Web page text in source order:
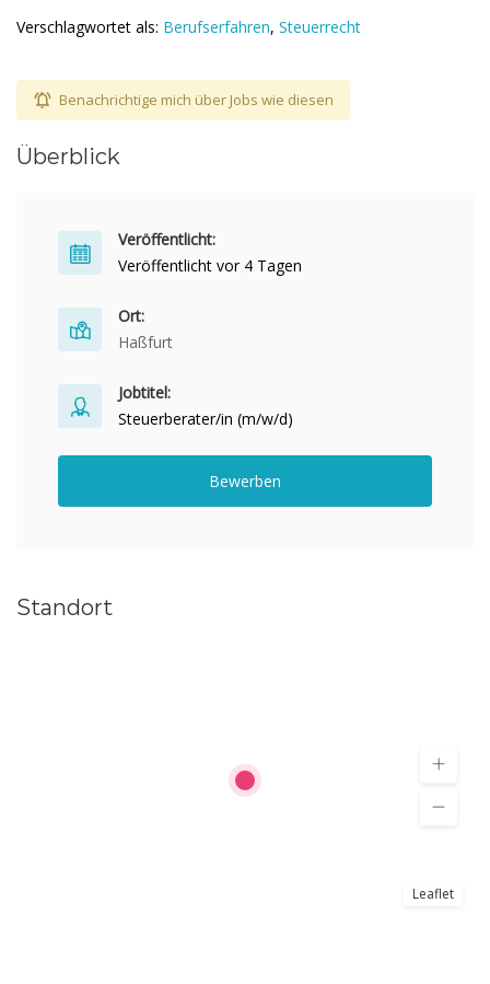
Verschlagwortet als: Berufserfahren, Steuerrecht
Benachrichtige mich über Jobs wie diesen
Überblick
Veröffentlicht:
Veröffentlicht vor 4 Tagen
Ort:
Haßfurt
Jobtitel:
Steuerberater/in (m/w/d)
Bewerben
Standort
Leaflet